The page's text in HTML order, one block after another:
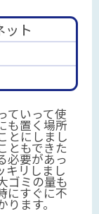
ット
ていって使
も置く場所
とにしまし
ともできた
必要があっ
キリしまし
ゴミの量も
にすぐに不
ます。